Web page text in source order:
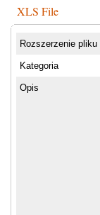
XLS File
Rozszerzenie pliku
Kategoria
Opis